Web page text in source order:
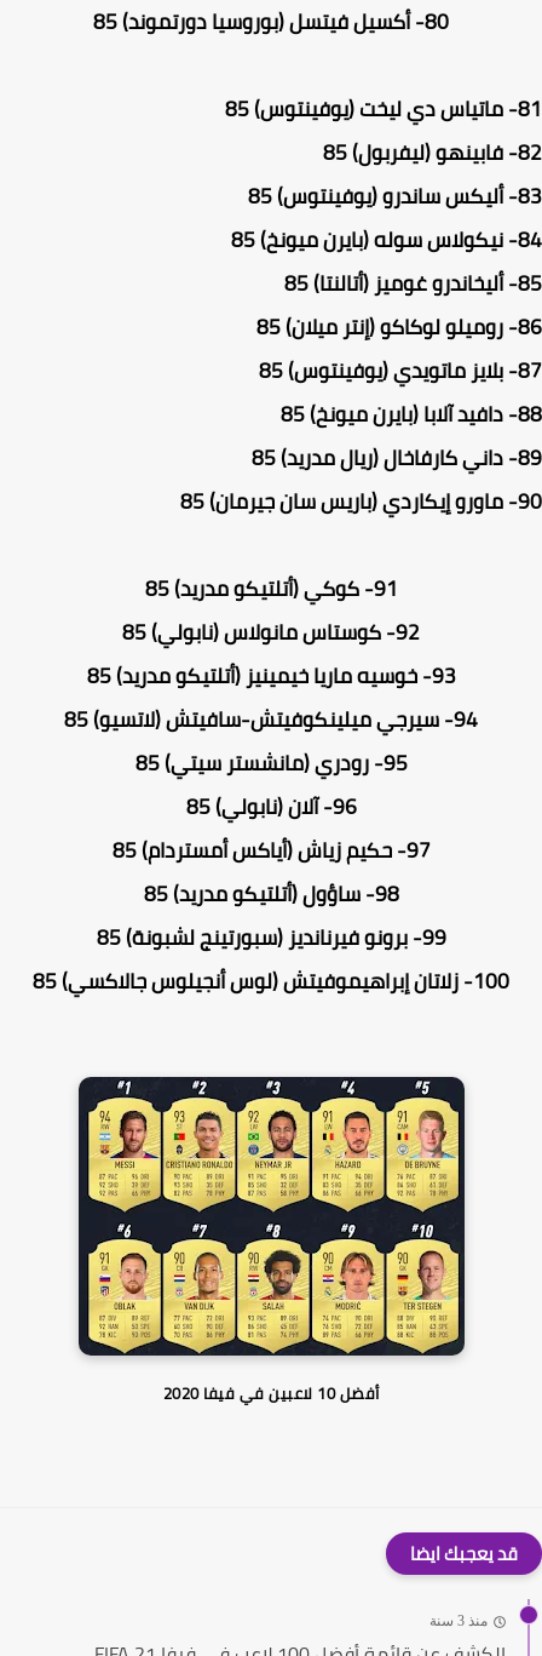
80- أكسيل فيتسل (بوروسيا دورتموند) 85
ماتياس دي ليخت (يوفينتوس) 85
فابينهو (ليفربول) 85
أليكس ساندرو (يوفينتوس) 85
نيكولاس سوله (بايرن ميونخ) 85
أليخاندرو غوميز (أتالنتا) 85
روميلو لوكاكو (إنتر ميلان) 85
بلايز ماتويدي (يوفينتوس) 85
دافيد آلابا (بايرن ميونخ) 85
داني كارفاخال (ريال مدريد) 85
ماورو إيكاردي (باريس سان جيرمان) 85
91- كوكي (أتلتيكو مدريد) 85
92- كوستاس مانولاس (نابولي) 85
93- خوسيه ماريا خيمينيز (أتلتيكو مدريد) 85
94- سيرجي ميلينكوفيتش-سافيتش (لاتسيو) 85
95- رودري (مانشستر سيتي) 85
96- آلان (نابولي) 85
97- حكيم زياش (أياكس أمستردام) 85
98- ساؤول (أتلتيكو مدريد) 85
99- برونو فيرنانديز (سبورتينج لشبونة) 85
100- زلاتان إبراهيموفيتش (لوس أنجيلوس جالاكسي) 85
أفضل 10 لاعبين في فيفا 2020
قد يعجبك ايضا
منذ 3 سنة